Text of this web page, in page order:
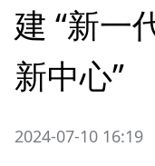
建 “新一
新中心”
2024-07-10 16:19